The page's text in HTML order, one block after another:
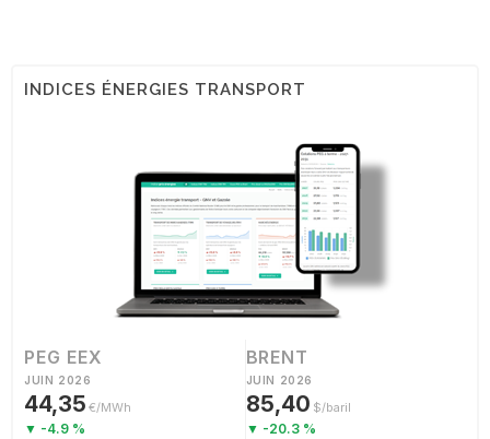
INDICES ÉNERGIES TRANSPORT
PEG EEX
JUIN 2026
44,35 €/MWh
▼ -4.9 %
BRENT
JUIN 2026
85,40 $/baril
▼ -20.3 %